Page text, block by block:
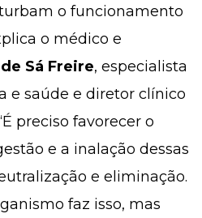
o funcionamento
o médico e
Sá Freire, especialista
e saúde e diretor clínico
preciso favorecer o
e a inalação dessas
e eliminação.
faz isso, mas